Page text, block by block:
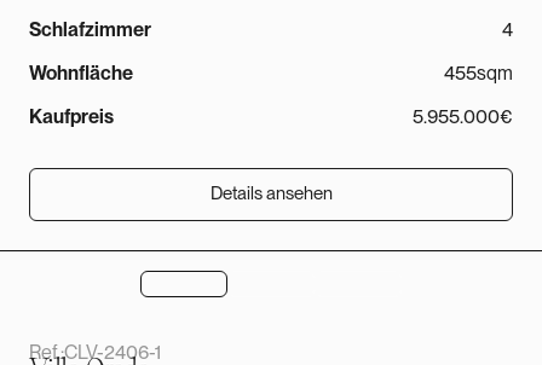
Schlafzimmer
4
Wohnfläche
455sqm
Kaufpreis
5.955.000€
Details ansehen
Details ansehen
Ref.:CLV-2406-1